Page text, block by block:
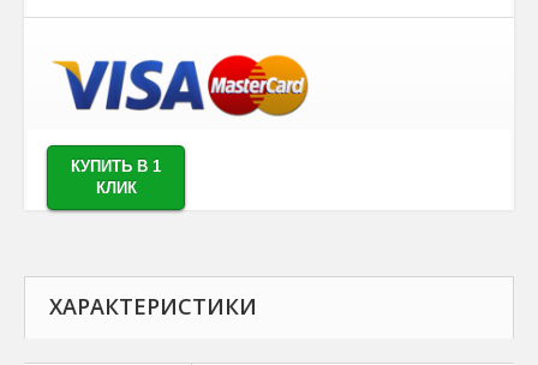
КУПИТЬ В 1
КЛИК
ХАРАКТЕРИСТИКИ